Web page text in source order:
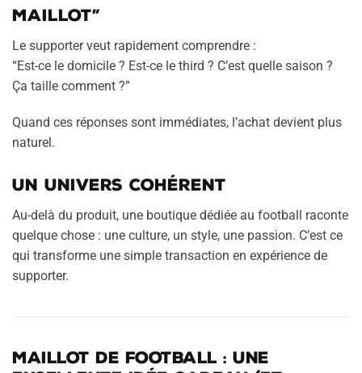
maillot”
Le supporter veut rapidement comprendre :
“Est-ce le domicile ? Est-ce le third ? C’est quelle saison ?
Ça taille comment ?”
Quand ces réponses sont immédiates, l’achat devient plus
naturel.
Un univers cohérent
Au-delà du produit, une boutique dédiée au football raconte
quelque chose : une culture, un style, une passion. C’est ce
qui transforme une simple transaction en expérience de
supporter.
Maillot de football : une